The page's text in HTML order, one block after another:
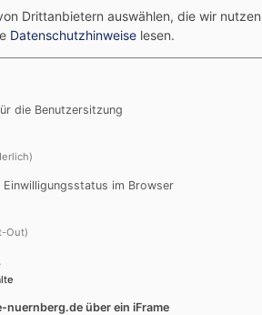
Nürnberger Religionsgespräch“ nahmen wir
wie vor 500 Jahren in einer hoheitlichen
Team des forum Christen-Muslime
dabei für eine bestimmte Zeit „Bücher“
die in unserem Fall ganz
unseres Abends finden sich eine
buddhistische Nonne, eine fränkischen
Bischof leitete, eine evangelisch-katholische
Drittanbietern auswählen, die wir
Datenschutzhinweise lesen.
die Benutzersitzung
im Browser
Out)
über ein iFrame